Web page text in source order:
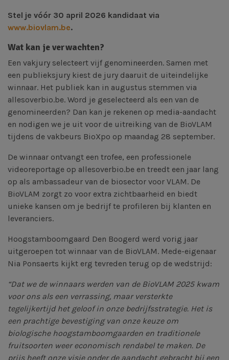
Stel je vóór 30 april 2026 kandidaat via
www.biovlam.be.
Wat kan je verwachten?
​Een vakjury selecteert vijf genomineerden. Samen met
een publieksjury kiest de jury daaruit de uiteindelijke
winnaar. Het publiek kan in augustus stemmen via
allesoverbio.be. Word je geselecteerd als een van de
genomineerden? Dan kan je rekenen op media-aandacht
en nodigen we je uit voor de uitreiking van de BioVLAM
tijdens de vakbeurs BioXpo op maandag 28 september.
De winnaar ontvangt een trofee, een professionele
videoreportage op allesoverbio.be en treedt een jaar lang
op als ambassadeur van de biosector voor VLAM. De
BioVLAM zorgt zo voor extra zichtbaarheid en biedt
unieke kansen om je bedrijf te profileren bij klanten en
leveranciers.
Hoogstamboomgaard Den Boogerd werd vorig jaar
uitgeroepen tot winnaar van de BioVLAM. Mede-eigenaar
Nia Ponsaerts kijkt erg tevreden terug op de wedstrijd:
“Dat we de winnaars werden van de BioVLAM 2025 kwam
voor ons als een verrassing, maar versterkte
tegelijkertijd het geloof in onze bedrijfsstrategie. Het is
een prachtige bevestiging van onze keuze om
biologische hoogstamboomgaarden en traditionele
fruitsoorten weer economisch rendabel te maken. De
prijs heeft onze visie onder de aandacht gebracht bij een